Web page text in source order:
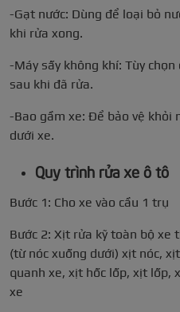
-Gạt nước: Dùng để loại bỏ
khi rửa xong.
-Máy sấy không khí: Tùy
sau khi đã rửa.
-Bao gầm xe: Để bảo vệ khỏi
dưới xe.
Quy trình rửa xe ô tô
Bước 1: Cho xe vào cầu 1 trụ
Bước 2: Xịt rửa kỹ toàn bộ xe
(từ nóc xuống dưới) xịt nóc,
quanh xe, xịt hốc lốp, xịt lốp,
xe